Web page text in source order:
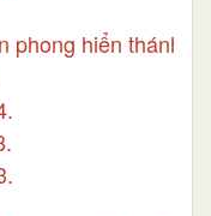
phong hiển thánh